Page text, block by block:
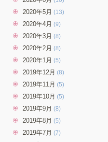
2020年5月 (13)
2020年4月 (9)
2020年3月 (8)
2020年2月 (8)
2020年1月 (5)
2019年12月 (8)
2019年11月 (5)
2019年10月 (5)
2019年9月 (8)
2019年8月 (5)
2019年7月 (7)